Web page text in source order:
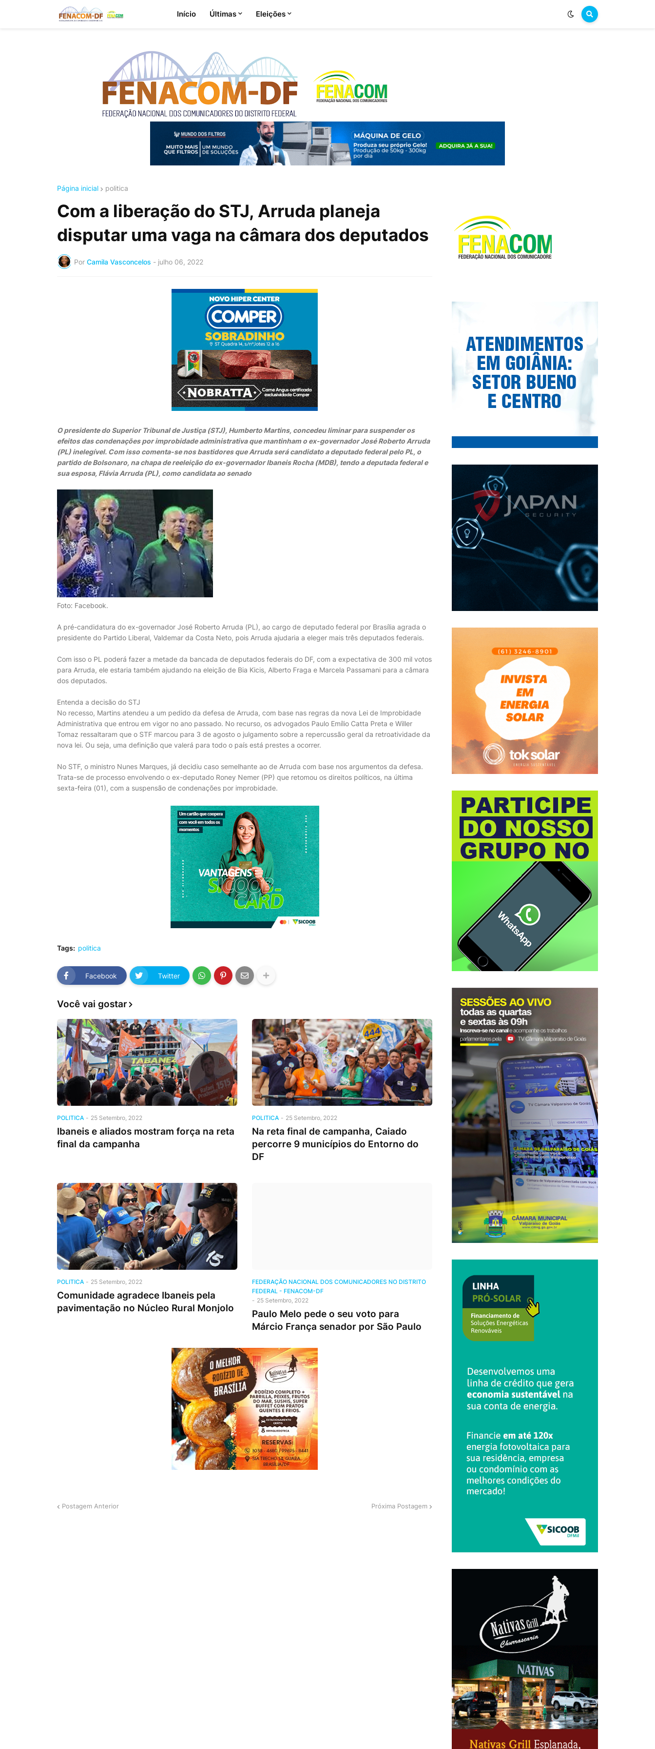
Início Últimas Eleições
Página inicial politica
Com a liberação do STJ, Arruda planeja
disputar uma vaga na câmara dos deputados
Por Camila Vasconcelos - julho 06, 2022
O presidente do Superior Tribunal de Justiça (STJ), Humberto Martins, concedeu liminar para suspender os
efeitos das condenações por improbidade administrativa que mantinham o ex-governador José Roberto Arruda
(PL) inelegível. Com isso comenta-se nos bastidores que Arruda será candidato a deputado federal pelo PL, o
partido de Bolsonaro, na chapa de reeleição do ex-governador Ibaneis Rocha (MDB), tendo a deputada federal e
sua esposa, Flávia Arruda (PL), como candidata ao senado
Foto: Facebook.
A pré-candidatura do ex-governador José Roberto Arruda (PL), ao cargo de deputado federal por Brasília agrada o
presidente do Partido Liberal, Valdemar da Costa Neto, pois Arruda ajudaria a eleger mais três deputados federais.
Com isso o PL poderá fazer a metade da bancada de deputados federais do DF, com a expectativa de 300 mil votos
para Arruda, ele estaria também ajudando na eleição de Bia Kicis, Alberto Fraga e Marcela Passamani para a câmara
dos deputados.
Entenda a decisão do STJ
No recesso, Martins atendeu a um pedido da defesa de Arruda, com base nas regras da nova Lei de Improbidade
Administrativa que entrou em vigor no ano passado. No recurso, os advogados Paulo Emílio Catta Preta e Willer
Tomaz ressaltaram que o STF marcou para 3 de agosto o julgamento sobre a repercussão geral da retroatividade da
nova lei. Ou seja, uma definição que valerá para todo o país está prestes a ocorrer.
No STF, o ministro Nunes Marques, já decidiu caso semelhante ao de Arruda com base nos argumentos da defesa.
Trata-se de processo envolvendo o ex-deputado Roney Nemer (PP) que retomou os direitos políticos, na última
sexta-feira (01), com a suspensão de condenações por improbidade.
Tags: politica
Facebook Twitter
Você vai gostar
POLITICA - 25 Setembro, 2022
Ibaneis e aliados mostram força na reta
final da campanha
POLITICA - 25 Setembro, 2022
Na reta final de campanha, Caiado
percorre 9 municípios do Entorno do
DF
POLITICA - 25 Setembro, 2022
Comunidade agradece Ibaneis pela
pavimentação no Núcleo Rural Monjolo
FEDERAÇÃO NACIONAL DOS COMUNICADORES NO DISTRITO
FEDERAL - FENACOM-DF
- 25 Setembro, 2022
Paulo Melo pede o seu voto para
Márcio França senador por São Paulo
Postagem Anterior Próxima Postagem